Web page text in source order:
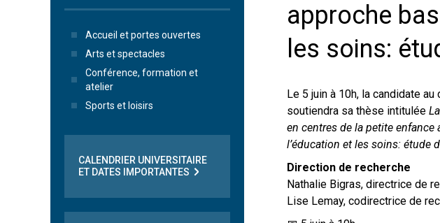
approche
les soins:
Le 5 juin à 10h, la candidate
soutiendra sa thèse intitulée
en centres de la petite
l’éducation et les soins: étude
Direction de recherche
Nathalie Bigras, directrice de
Lise Lemay, codirectrice de
Accueil et portes ouvertes
Arts et spectacles
Conférence, formation et
atelier
Sports et loisirs
CALENDRIER UNIVERSITAIRE
ET DATES IMPORTANTES